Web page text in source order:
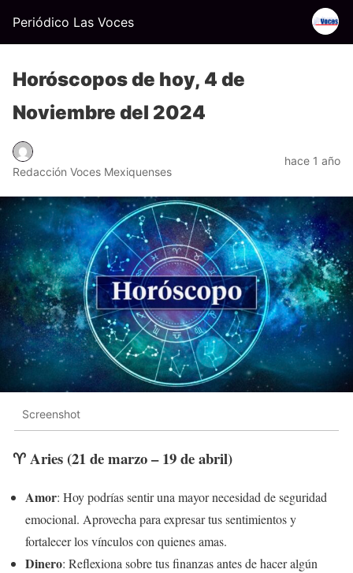
Periódico Las Voces
Horóscopos de hoy, 4 de
Noviembre del 2024
Redacción Voces Mexiquenses
hace 1 año
Screenshot
♈ Aries (21 de marzo – 19 de abril)
Amor: Hoy podrías sentir una mayor necesidad de seguridad
emocional. Aprovecha para expresar tus sentimientos y
fortalecer los vínculos con quienes amas.
Dinero: Reflexiona sobre tus finanzas antes de hacer algún